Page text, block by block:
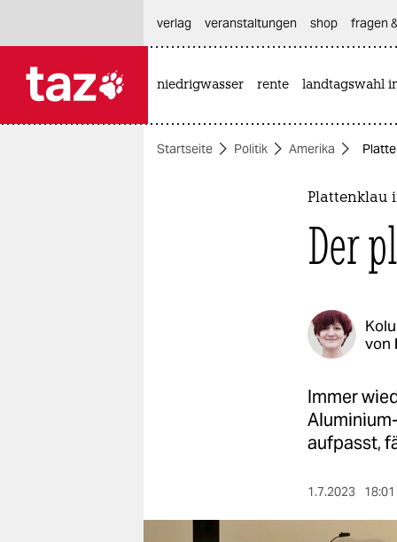
themen
verlag
verlag
veranstaltungen shop fragen
niedrigwasser rente landtagswahl
Startseite Politik Amerika
Plattenklau
Der
von
Immer
aufpasst,
1.7.2023